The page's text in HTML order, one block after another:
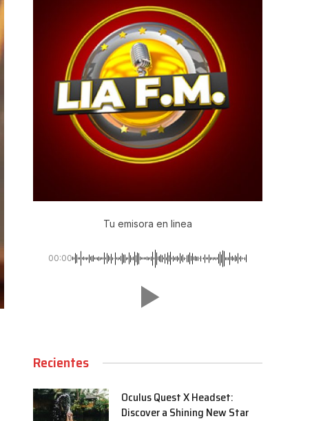
Tu emisora en linea
00:00
Recientes
Oculus Quest X Headset:
Discover a Shining New Star